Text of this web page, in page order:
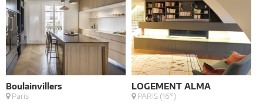
Boulainvillers
Paris
LOGEMENT ALMA
PARIS (16°)